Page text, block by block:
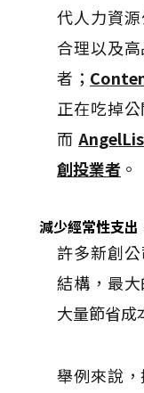
代人力資源
合理以及
者；
正在吃掉
而
創投業者 。
減少經常性支
許多新創
結構，最
大量節省成
舉例來說